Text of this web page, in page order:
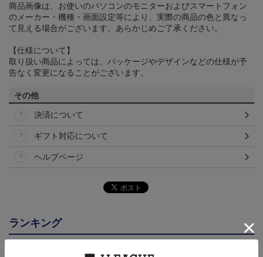
商品画像は、お使いのパソコンのモニターおよびスマートフォン
のメーカー・機種・画面設定等により、実際の商品の色と異なっ
て見える場合がございます。あらかじめご了承ください。
【仕様について】
取り扱い商品によっては、パッケージやデザインなどの仕様が予
告なく変更になることがございます。
その他
決済について
ギフト対応について
ヘルプページ
ランキング